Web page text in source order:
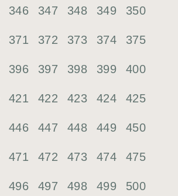
346 347 348 349 350
371 372 373 374 375
396 397 398 399 400
421 422 423 424 425
446 447 448 449 450
471 472 473 474 475
496 497 498 499 500